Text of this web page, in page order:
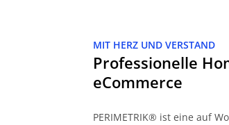
MIT HERZ UND VERSTAND
Professionelle
eCommerce
PERIMETRIK® ist eine auf